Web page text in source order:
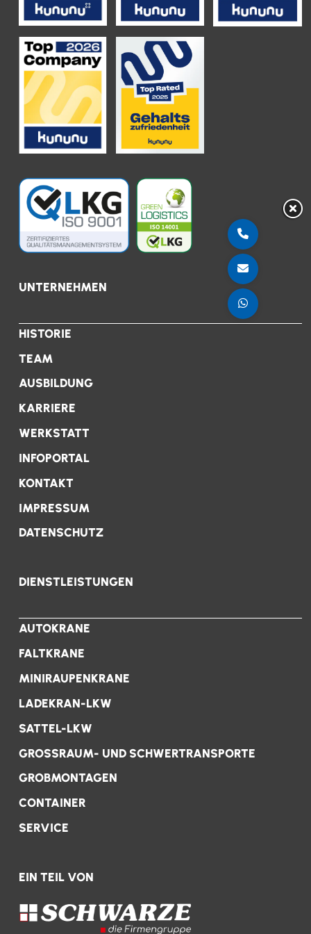
UNTERNEHMEN
HISTORIE
TEAM
AUSBILDUNG
KARRIERE
WERKSTATT
INFOPORTAL
KONTAKT
IMPRESSUM
DATENSCHUTZ
DIENSTLEISTUNGEN
AUTOKRANE
FALTKRANE
MINIRAUPENKRANE
LADEKRAN-LKW
SATTEL-LKW
GROSSRAUM- UND SCHWERTRANSPORTE
GROBMONTAGEN
CONTAINER
SERVICE
EIN TEIL VON